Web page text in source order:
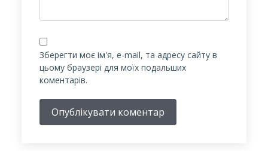
Зберегти моє ім'я, e-mail, та адресу сайту в
цьому браузері для моїх подальших
коментарів.
Опублікувати коментар